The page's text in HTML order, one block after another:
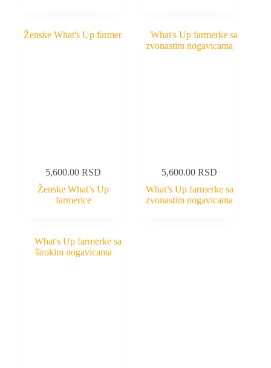
5,600.00RSD
Ženske What’s Up
farmerice
5,600.00RSD
What’s Up farmerke sa
zvonastim nogavicama